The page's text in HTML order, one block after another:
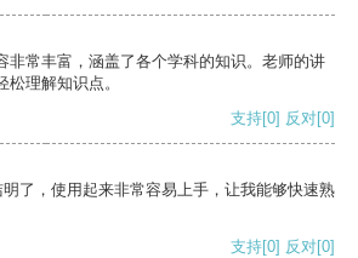
非常丰富，涵盖了各个学科的知识。老师的讲
理解知识点。
支持[0] 反对[0]
了，使用起来非常容易上手，让我能够快速熟
支持[0] 反对[0]